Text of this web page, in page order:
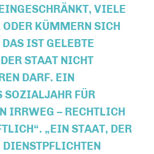
VIELE P
KÜMMERN SICH U
IST GELEBTE S
STAAT NICHT E
DARF. EIN V
FÜR R
– RECHTLICH W
„EIN STAAT, DER S
Z